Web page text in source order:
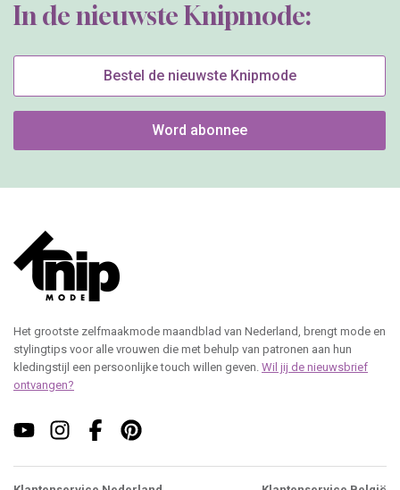
In de nieuwste Knipmode:
Bestel de nieuwste Knipmode
Word abonnee
Het grootste zelfmaakmode maandblad van Nederland, brengt mode en
stylingtips voor alle vrouwen die met behulp van patronen aan hun
kledingstijl een persoonlijke touch willen geven. Wil jij de nieuwsbrief
ontvangen?